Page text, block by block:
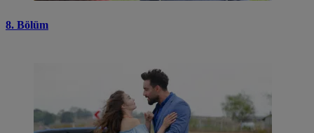
8. Bölüm